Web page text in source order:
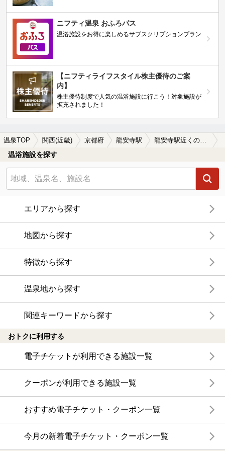
ニフティ温泉 おふろパス
温浴施設をお得に楽しめるサブスクリプションプラン
【ニフティライフスタイル株主優待のご案
内】
株主優待制度で人気の温浴施設に行こう！対象施設が
拡充されました！
温泉TOP 関西(近畿) 京都府 龍安寺駅
温浴施設を探す
エリアから探す
地図から探す
特徴から探す
温泉地から探す
関連キーワードから探す
おトクに利用する
電子チケットが利用できる施設一覧
クーポンが利用できる施設一覧
おすすめ電子チケット・クーポン一覧
今月の新着電子チケット・クーポン一覧